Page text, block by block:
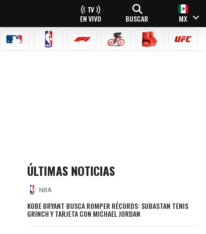
EN VIVO BUSCAR MX
MLB NBA FÓRMULA 1CICLISMOBOXEO UFC
ÚLTIMAS NOTICIAS
NBA
KOBE BRYANT BUSCA ROMPER RÉCORDS: SUBASTAN TENIS
GRINCH Y TARJETA CON MICHAEL JORDAN